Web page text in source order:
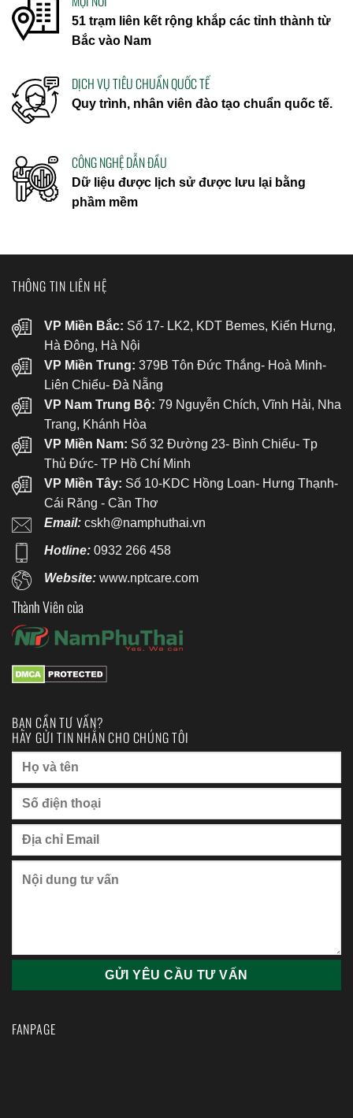
51 trạm liên kết rộng khắp các tỉnh thành từ
Bắc vào Nam
DỊCH VỤ TIÊU CHUẨN QUỐC TẾ
Quy trình, nhân viên đào tạo chuẩn quốc tế.
CÔNG NGHỆ DẪN ĐẦU
Dữ liệu được lịch sử được lưu lại bằng
phầm mềm
THÔNG TIN LIÊN HỆ
VP Miền Bắc: Số 17- LK2, KDT Bemes, Kiến Hưng,
Hà Đông, Hà Nội
VP Miền Trung: 379B Tôn Đức Thắng- Hoà Minh-
Liên Chiểu- Đà Nẵng
VP Nam Trung Bộ: 79 Nguyễn Chích, Vĩnh Hải, Nha
Trang, Khánh Hòa
VP Miền Nam: Số 32 Đường 23- Bình Chiểu- Tp
Thủ Đức- TP Hồ Chí Minh
VP Miền Tây: Số 10-KDC Hồng Loan- Hưng Thạnh-
Cái Răng - Cần Thơ
Email: cskh@namphuthai.vn
Hotline: 0932 266 458
Website:www.nptcare.com
Thành Viên của
BẠN CẦN TƯ VẤN?
HÃY GỬI TIN NHẮN CHO CHÚNG TÔI
FANPAGE